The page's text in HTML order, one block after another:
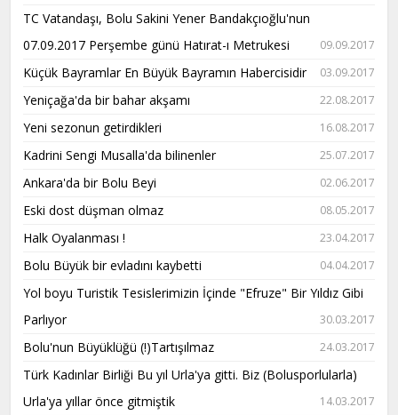
TC Vatandaşı, Bolu Sakini Yener Bandakçıoğlu'nun
07.09.2017 Perşembe günü Hatırat-ı Metrukesi
09.09.2017
Küçük Bayramlar En Büyük Bayramın Habercisidir 03.09.2017
Yeniçağa'da bir bahar akşamı 22.08.2017
Yeni sezonun getirdikleri 16.08.2017
Kadrini Sengi Musalla'da bilinenler 25.07.2017
Ankara'da bir Bolu Beyi 02.06.2017
Eski dost düşman olmaz 08.05.2017
Halk Oyalanması ! 23.04.2017
Bolu Büyük bir evladını kaybetti 04.04.2017
Yol boyu Turistik Tesislerimizin İçinde "Efruze" Bir Yıldız Gibi
Parlıyor
30.03.2017
Bolu'nun Büyüklüğü (!)Tartışılmaz 24.03.2017
Türk Kadınlar Birliği Bu yıl Urla'ya gitti. Biz (Bolusporlularla)
Urla'ya yıllar önce gitmiştik
14.03.2017